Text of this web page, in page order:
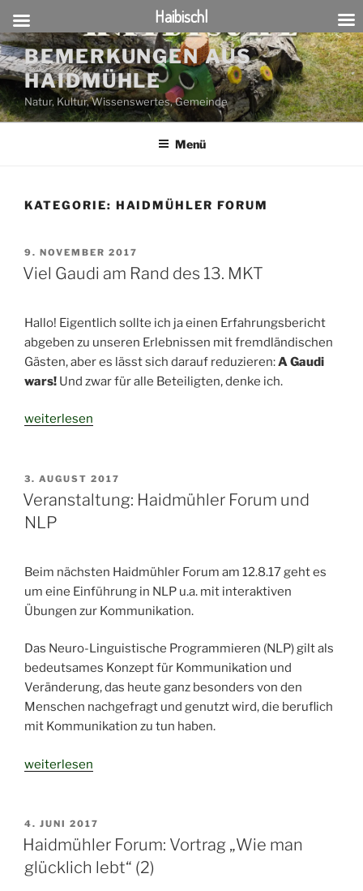
Zum
Inhalt
springen
BEMERKUNGEN AUS
HAIDMÜHLE
Natur, Kultur, Wissenswertes, Gemeinde
Menü
KATEGORIE: HAIDMÜHLER FORUM
VERÖFFENTLICHT
AM
9. NOVEMBER 2017
Viel Gaudi am Rand des 13. MKT
Hallo! Eigentlich sollte ich ja einen Erfahrungsbericht
abgeben zu unseren Erlebnissen mit fremdländischen
Gästen, aber es lässt sich darauf reduzieren:A Gaudi
wars! Und zwar für alle Beteiligten, denke ich.
„Viel
Rand
des
13.
weiterlesen
VERÖFFENTLICHT
AM
3. AUGUST 2017
Veranstaltung: Haidmühler Forum und
NLP
Beim nächsten Haidmühler Forum am 12.8.17 geht es
um eine Einführung in NLP u.a. mit interaktiven
Übungen zur Kommunikation.
Das Neuro-Linguistische Programmieren (NLP) gilt als
bedeutsames Konzept für Kommunikation und
Veränderung, das heute ganz besonders von den
Menschen nachgefragt und genutzt wird, die beruflich
mit Kommunikation zu tun haben.
„Veranstaltung:
und
NLP“
weiterlesen
VERÖFFENTLICHT
AM
4. JUNI 2017
Haidmühler Forum: Vortrag „Wie man
glücklich lebt“ (2)
Haibischl